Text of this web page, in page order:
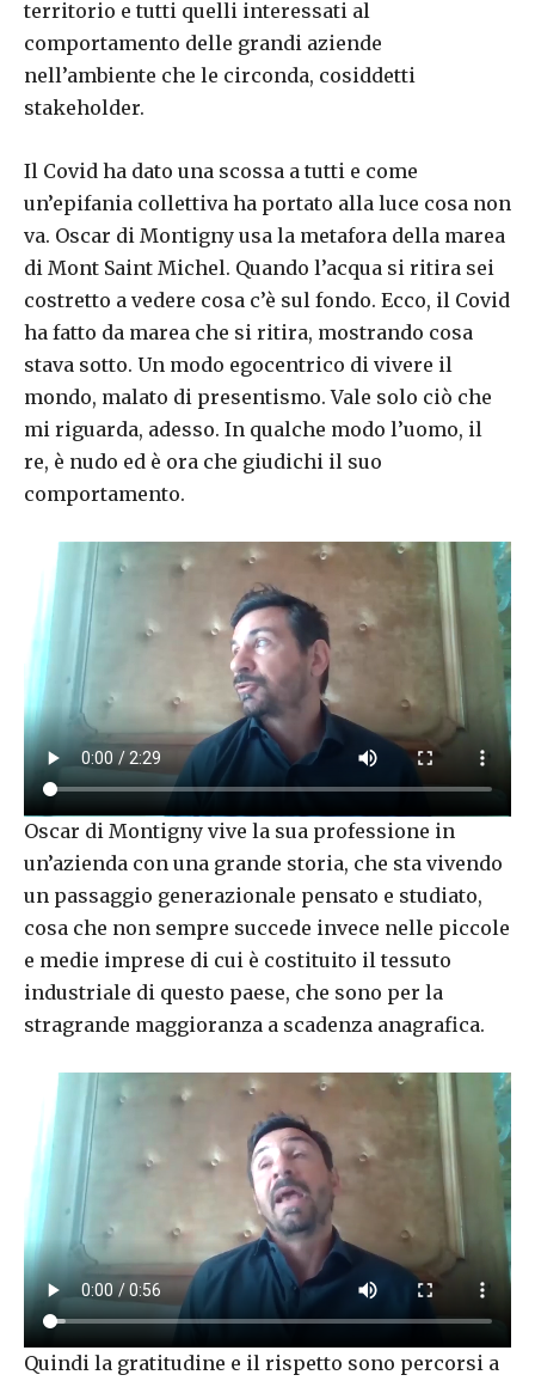
territorio e tutti quelli interessati al
comportamento delle grandi aziende
nell’ambiente che le circonda, cosiddetti
stakeholder.
Il Covid ha dato una scossa a tutti e come
un’epifania collettiva ha portato alla luce cosa non
va. Oscar di Montigny usa la metafora della marea
di Mont Saint Michel. Quando l’acqua si ritira sei
costretto a vedere cosa c’è sul fondo. Ecco, il Covid
ha fatto da marea che si ritira, mostrando cosa
stava sotto. Un modo egocentrico di vivere il
mondo, malato di presentismo. Vale solo ciò che
mi riguarda, adesso. In qualche modo l’uomo, il
re, è nudo ed è ora che giudichi il suo
comportamento.
Oscar di Montigny vive la sua professione in
un’azienda con una grande storia, che sta vivendo
un passaggio generazionale pensato e studiato,
cosa che non sempre succede invece nelle piccole
e medie imprese di cui è costituito il tessuto
industriale di questo paese, che sono per la
stragrande maggioranza a scadenza anagrafica.
Quindi la gratitudine e il rispetto sono percorsi a